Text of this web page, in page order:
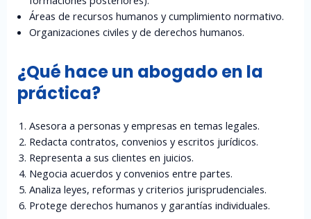
Áreas de recursos humanos y cumplimiento normativo.
Organizaciones civiles y de derechos humanos.
¿Qué hace un abogado en la
práctica?
Asesora a personas y empresas en temas legales.
Redacta contratos, convenios y escritos jurídicos.
Representa a sus clientes en juicios.
Negocia acuerdos y convenios entre partes.
Analiza leyes, reformas y criterios jurisprudenciales.
Protege derechos humanos y garantías individuales.